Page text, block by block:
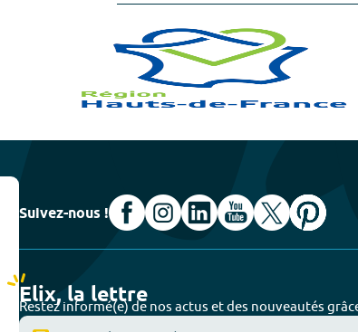
Suivez-nous !
Elix, la lettre
Restez informé(e) de nos actus et des nouveautés